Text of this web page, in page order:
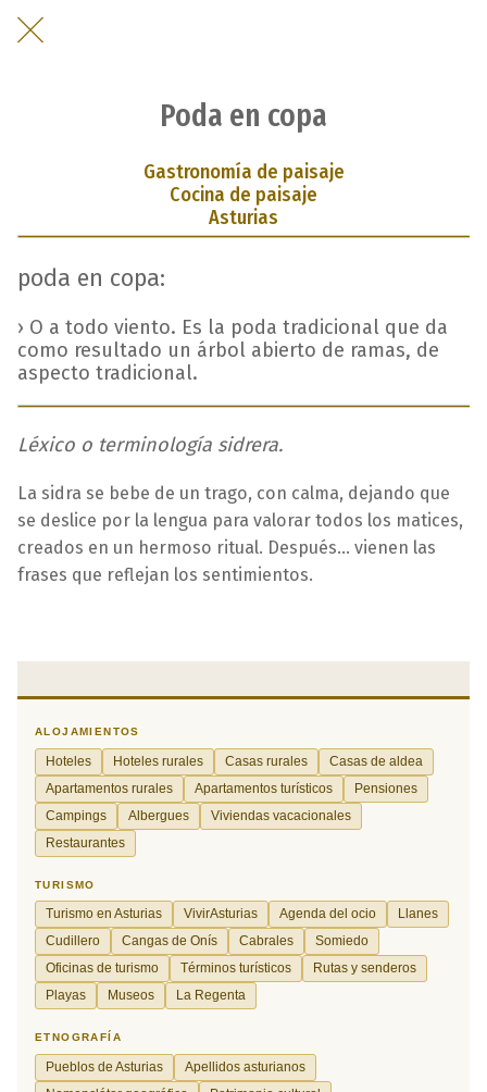
Poda en copa
Gastronomía de paisaje
Cocina de paisaje
Asturias
poda en copa:
› O a todo viento. Es la poda tradicional que da
como resultado un árbol abierto de ramas, de
aspecto tradicional.
Léxico o terminología sidrera.
La sidra se bebe de un trago, con calma, dejando que
se deslice por la lengua para valorar todos los matices,
creados en un hermoso ritual. Después... vienen las
frases que reflejan los sentimientos.